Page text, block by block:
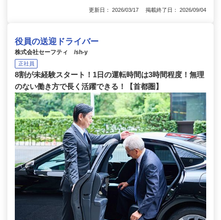
更新日： 2026/03/17 掲載終了日： 2026/09/04
役員の送迎ドライバー
株式会社セーフティ /sh-y
正社員
8割が未経験スタート！1日の運転時間は3時間程度！無理
のない働き方で長く活躍できる！【首都圏】